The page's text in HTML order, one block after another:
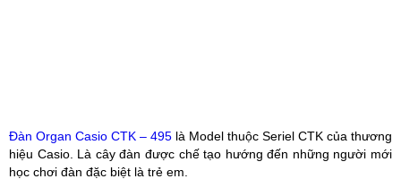
Đàn Organ Casio CTK – 495 là Model thuộc Seriel CTK của thương
hiệu Casio. Là cây đàn được chế tạo hướng đến những người mới
học chơi đàn đặc biệt là trẻ em.